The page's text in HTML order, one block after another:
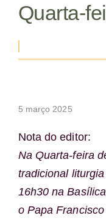
NEXUS
Arquivo OSB.org
Quarta-
5 março 2025
Nota do editor:
Na Quarta-feira
tradicional
16h30 na
o Papa